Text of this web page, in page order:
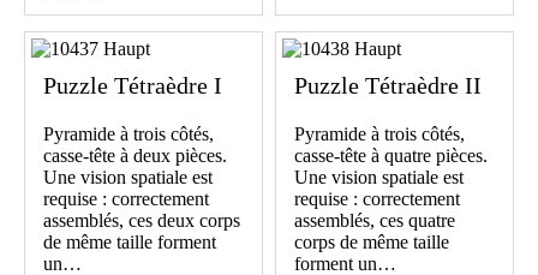
Puzzle Tétraèdre I
Pyramide à trois côtés,
casse-tête à deux pièces.
Une vision spatiale est
requise : correctement
assemblés, ces deux corps
de même taille forment
un…
Puzzle Tétraèdre II
Pyramide à trois côtés,
casse-tête à quatre pièces.
Une vision spatiale est
requise : correctement
assemblés, ces quatre
corps de même taille
forment un…